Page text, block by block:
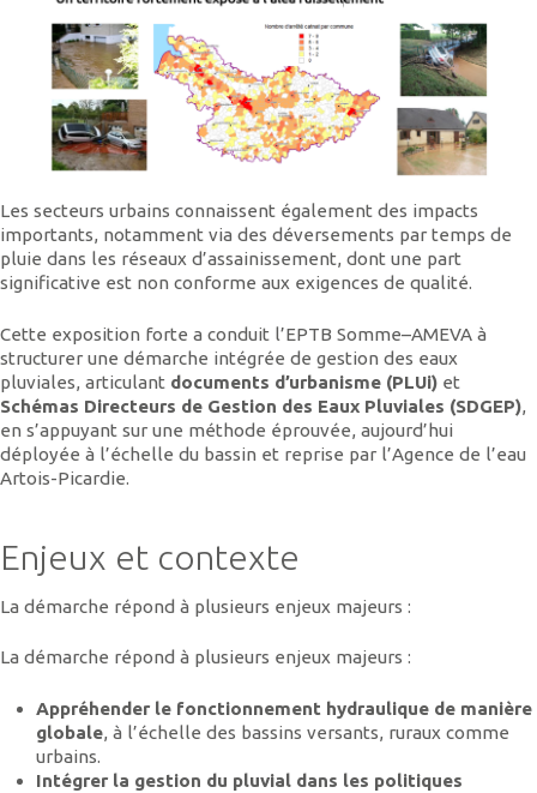
Les secteurs urbains connaissent également des impacts
importants, notamment via des déversements par temps de
pluie dans les réseaux d’assainissement, dont une part
significative est non conforme aux exigences de qualité.
Cette exposition forte a conduit l’EPTB Somme–AMEVA à
structurer une démarche intégrée de gestion des eaux
pluviales, articulant documents d’urbanisme (PLUi) et
Schémas Directeurs de Gestion des Eaux Pluviales (SDGEP),
en s’appuyant sur une méthode éprouvée, aujourd’hui
déployée à l’échelle du bassin et reprise par l’Agence de l’eau
Artois-Picardie.
Enjeux et contexte
La démarche répond à plusieurs enjeux majeurs :
La démarche répond à plusieurs enjeux majeurs :
Appréhender le fonctionnement hydraulique de manière
globale, à l’échelle des bassins versants, ruraux comme
urbains.
Intégrer la gestion du pluvial dans les politiques